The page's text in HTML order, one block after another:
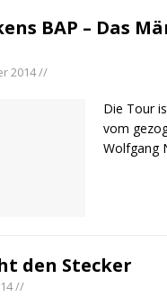
Chris
5. August 2026 in News:
BAP – Das
2014 //
Die Tour
vom
Wolfgang
den Stecker
//